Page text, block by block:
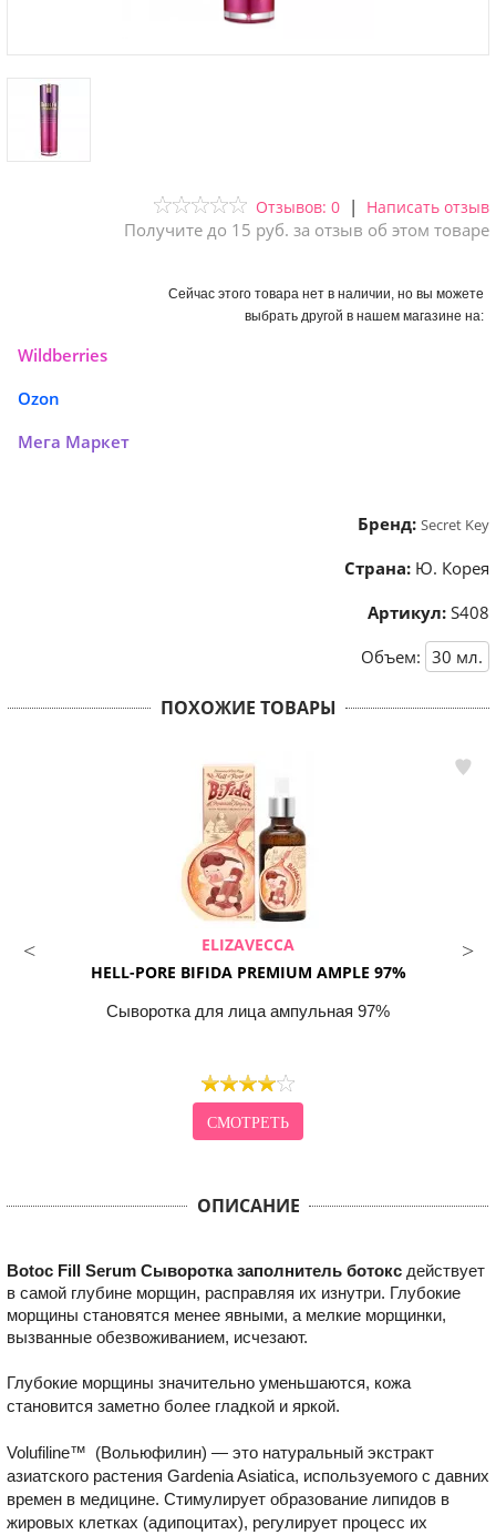
Отзывов: 0 | Написать отзыв
Получите до 15 руб. за отзыв об этом товаре
Сейчас этого товара нет в наличии, но вы можете
выбрать другой в нашем магазине на:
Wildberries
Ozon
Мега Маркет
Бренд: Secret Key
Страна: Ю. Корея
Артикул: S408
Объем: 30 мл.
ПОХОЖИЕ ТОВАРЫ
ELIZAVECCA
HELL-PORE BIFIDA PREMIUM AMPLE 97%
Сыворотка для лица ампульная 97%
СМОТРЕТЬ
ОПИСАНИЕ
Botoc Fill Serum Сыворотка заполнитель ботокс действует
в самой глубине морщин, расправляя их изнутри. Глубокие
морщины становятся менее явными, а мелкие морщинки,
вызванные обезвоживанием, исчезают.
Глубокие морщины значительно уменьшаются, кожа
становится заметно более гладкой и яркой.
Volufiline™ (Вольюфилин) — это натуральный экстракт
азиатского растения Gardenia Asiatica, используемого с давних
времен в медицине. Стимулирует образование липидов в
жировых клетках (адипоцитах), регулирует процесс их